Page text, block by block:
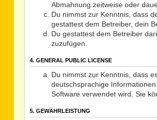
Abmahnung zeitweise oder
Du nimmst zur Kenntnis, dass
gestattest dem Betreiber, dein
Du gestattest dem Betreiber
zuzufügen.
4. GENERAL PUBLIC LICENSE
Du nimmst zur Kenntnis, dass
deutschsprachige
Software verwendet wird. Sie
5. GEWÄHRLEISTUNG